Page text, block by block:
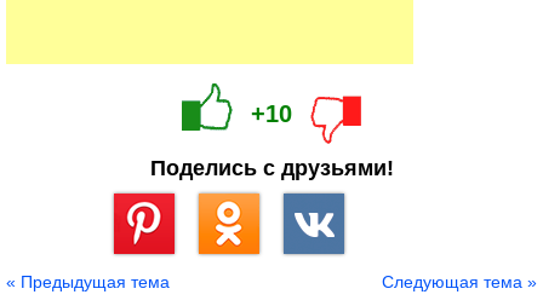
+10
Поделись с друзьями!
« Предыдущая тема Следующая тема »